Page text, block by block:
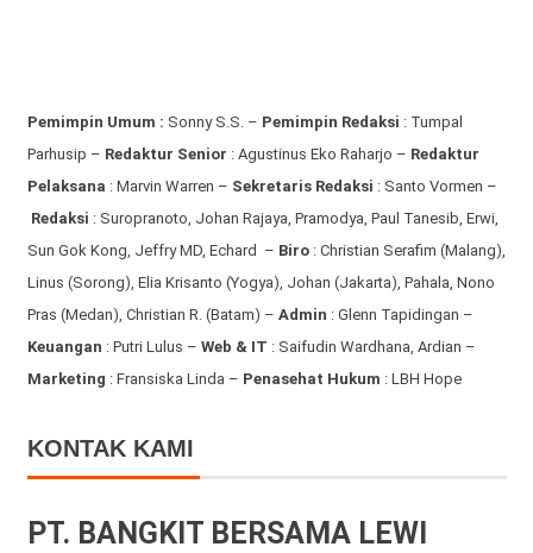
Pemimpin Umum : Sonny S.S. – Pemimpin Redaksi : Tumpal
Parhusip – Redaktur Senior : Agustinus Eko Raharjo – Redaktur
Pelaksana : Marvin Warren – Sekretaris Redaksi : Santo Vormen –
Redaksi : Suropranoto, Johan Rajaya, Pramodya, Paul Tanesib, Erwi,
Sun Gok Kong, Jeffry MD, Echard – Biro: Christian Serafim (Malang),
Linus (Sorong), Elia Krisanto (Yogya), Johan (Jakarta), Pahala, Nono
Pras (Medan), Christian R. (Batam) – Admin : Glenn Tapidingan –
Keuangan : Putri Lulus – Web & IT : Saifudin Wardhana, Ardian –
Marketing : Fransiska Linda – Penasehat Hukum : LBH Hope
KONTAK KAMI
PT. BANGKIT BERSAMA LEWI